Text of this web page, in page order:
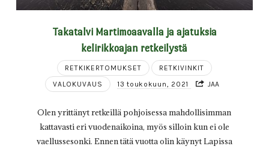
Takatalvi Martimoaavalla ja ajatuksia
kelirikkoajan retkeilystä
RETKIKERTOMUKSET
RETKIVINKIT
VALOKUVAUS
13 toukokuun, 2021 JAA
Olen yrittänyt retkeillä pohjoisessa mahdollisimman
kattavasti eri vuodenaikoina, myös silloin kun ei ole
vaellussesonki. Ennen tätä vuotta olin käynyt Lapissa